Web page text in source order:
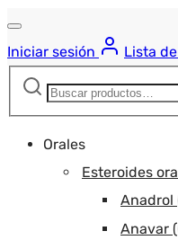
Iniciar sesión
Lista
Buscar:
Orales
Esteroides
Anadrol
Anavar